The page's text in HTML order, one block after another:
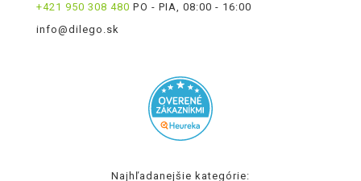
+421 950 308 480 PO - PIA, 08:00 - 16:00
info@dilego.sk
Najhľadanejšie kategórie: